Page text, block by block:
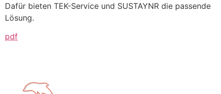
Dafür bieten TEK-Service und SUSTAYNR die passende
Lösung.
pdf